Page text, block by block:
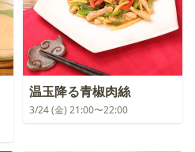
温玉降る青椒肉絲
3/24 (金) 21:00〜22:00